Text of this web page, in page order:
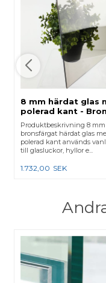
8 mm härdat glas
polerad kant -
Produktbeskrivning 8 mm
bronsfärgat härdat glas
polerad kant används
till glasluckor, hyllor e...
1.732,00 SEK